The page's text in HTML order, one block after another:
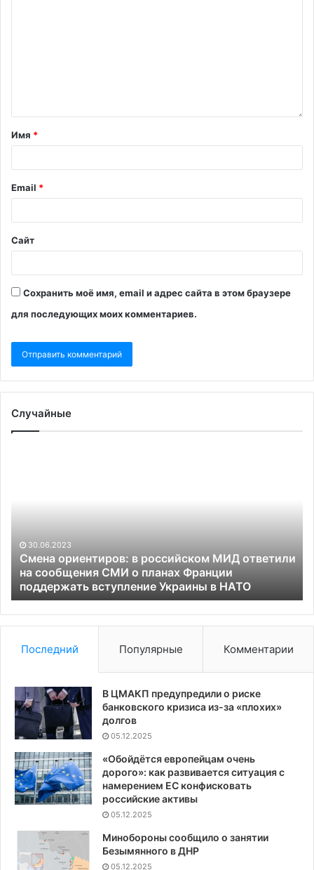
Имя *
Email *
Сайт
Сохранить моё имя, email и адрес сайта в этом браузере
для последующих моих комментариев.
Случайные
на
сообщения
СМИ
планах
Франции
поддержать
вступление
НАТО
30.06.2023
Смена ориентиров: в российском МИД ответили
на сообщения СМИ о планах Франции
поддержать вступление Украины в НАТО
Последний Популярные Комментарии
В ЦМАКП предупредили о риске
банковского кризиса из-за «плохих»
долгов
05.12.2025
«Обойдётся европейцам очень
дорого»: как развивается ситуация с
намерением ЕС конфисковать
российские активы
05.12.2025
Минобороны сообщило о занятии
Безымянного в ДНР
05.12.2025